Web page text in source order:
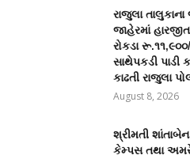
રાજુલા
જાહેરમાં
રોકડા
સાથેપકડી પાડી
કાઢતી રાજુલા
August 8, 2026
શ્રીમતી
કેમ્પસ તથા